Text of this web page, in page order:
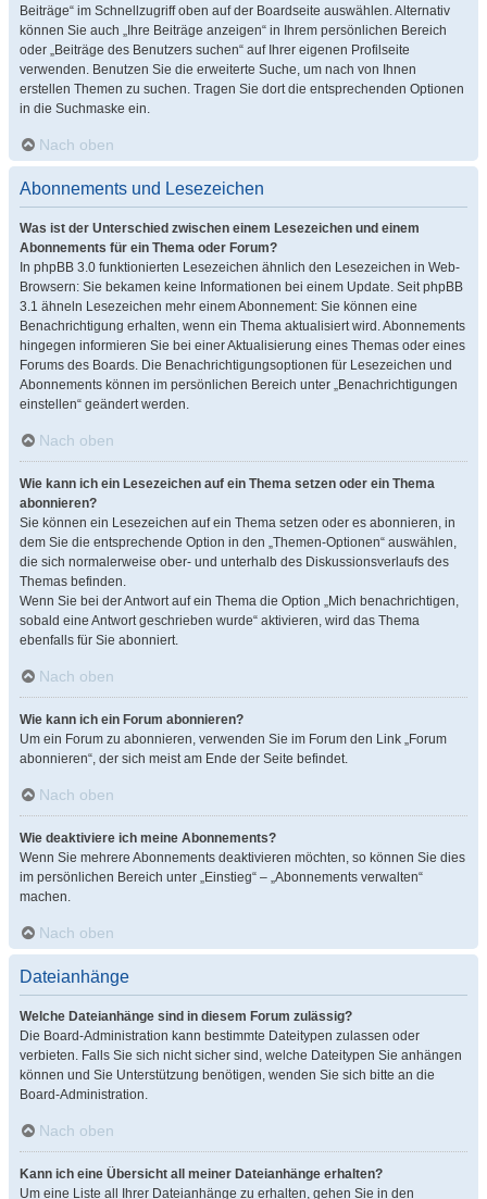
Beiträge“ im Schnellzugriff oben auf der Boardseite auswählen. Alternativ
können Sie auch „Ihre Beiträge anzeigen“ in Ihrem persönlichen Bereich
oder „Beiträge des Benutzers suchen“ auf Ihrer eigenen Profilseite
verwenden. Benutzen Sie die erweiterte Suche, um nach von Ihnen
erstellen Themen zu suchen. Tragen Sie dort die entsprechenden Optionen
in die Suchmaske ein.
Nach oben
Abonnements und Lesezeichen
Was ist der Unterschied zwischen einem Lesezeichen und einem
Abonnements für ein Thema oder Forum?
In phpBB 3.0 funktionierten Lesezeichen ähnlich den Lesezeichen in Web-
Browsern: Sie bekamen keine Informationen bei einem Update. Seit phpBB
3.1 ähneln Lesezeichen mehr einem Abonnement: Sie können eine
Benachrichtigung erhalten, wenn ein Thema aktualisiert wird. Abonnements
hingegen informieren Sie bei einer Aktualisierung eines Themas oder eines
Forums des Boards. Die Benachrichtigungsoptionen für Lesezeichen und
Abonnements können im persönlichen Bereich unter „Benachrichtigungen
einstellen“ geändert werden.
Nach oben
Wie kann ich ein Lesezeichen auf ein Thema setzen oder ein Thema
abonnieren?
Sie können ein Lesezeichen auf ein Thema setzen oder es abonnieren, in
dem Sie die entsprechende Option in den „Themen-Optionen“ auswählen,
die sich normalerweise ober- und unterhalb des Diskussionsverlaufs des
Themas befinden.
Wenn Sie bei der Antwort auf ein Thema die Option „Mich benachrichtigen,
sobald eine Antwort geschrieben wurde“ aktivieren, wird das Thema
ebenfalls für Sie abonniert.
Nach oben
Wie kann ich ein Forum abonnieren?
Um ein Forum zu abonnieren, verwenden Sie im Forum den Link „Forum
abonnieren“, der sich meist am Ende der Seite befindet.
Nach oben
Wie deaktiviere ich meine Abonnements?
Wenn Sie mehrere Abonnements deaktivieren möchten, so können Sie dies
im persönlichen Bereich unter „Einstieg“ – „Abonnements verwalten“
machen.
Nach oben
Dateianhänge
Welche Dateianhänge sind in diesem Forum zulässig?
Die Board-Administration kann bestimmte Dateitypen zulassen oder
verbieten. Falls Sie sich nicht sicher sind, welche Dateitypen Sie anhängen
können und Sie Unterstützung benötigen, wenden Sie sich bitte an die
Board-Administration.
Nach oben
Kann ich eine Übersicht all meiner Dateianhänge erhalten?
Um eine Liste all Ihrer Dateianhänge zu erhalten, gehen Sie in den